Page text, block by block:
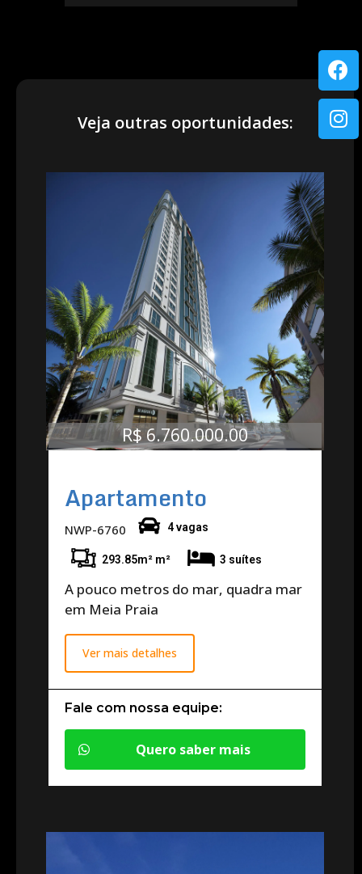
Veja outras oportunidades:
R$ 6.760.000.00
Apartamento
NWP-6760 4 vagas
293.85m² m² 3 suítes
A pouco metros do mar, quadra mar
em Meia Praia
Ver mais detalhes
Fale com nossa equipe:
Quero saber mais